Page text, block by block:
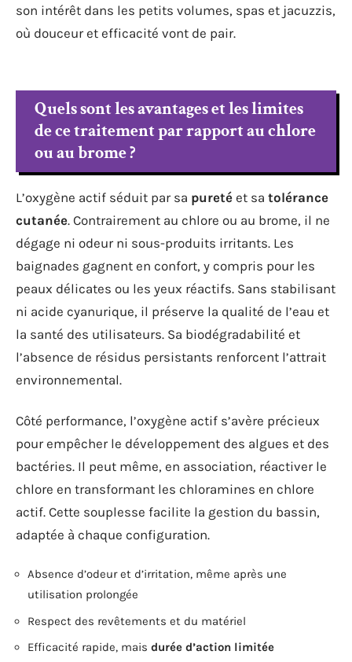
son intérêt dans les petits volumes, spas et jacuzzis,
où douceur et efficacité vont de pair.
Quels sont les avantages et les limites
de ce traitement par rapport au chlore
ou au brome ?
L’oxygène actif séduit par sa pureté et sa tolérance
cutanée. Contrairement au chlore ou au brome, il ne
dégage ni odeur ni sous-produits irritants. Les
baignades gagnent en confort, y compris pour les
peaux délicates ou les yeux réactifs. Sans stabilisant
ni acide cyanurique, il préserve la qualité de l’eau et
la santé des utilisateurs. Sa biodégradabilité et
l’absence de résidus persistants renforcent l’attrait
environnemental.
Côté performance, l’oxygène actif s’avère précieux
pour empêcher le développement des algues et des
bactéries. Il peut même, en association, réactiver le
chlore en transformant les chloramines en chlore
actif. Cette souplesse facilite la gestion du bassin,
adaptée à chaque configuration.
Absence d’odeur et d’irritation, même après une
utilisation prolongée
Respect des revêtements et du matériel
Efficacité rapide, mais durée d’action limitée